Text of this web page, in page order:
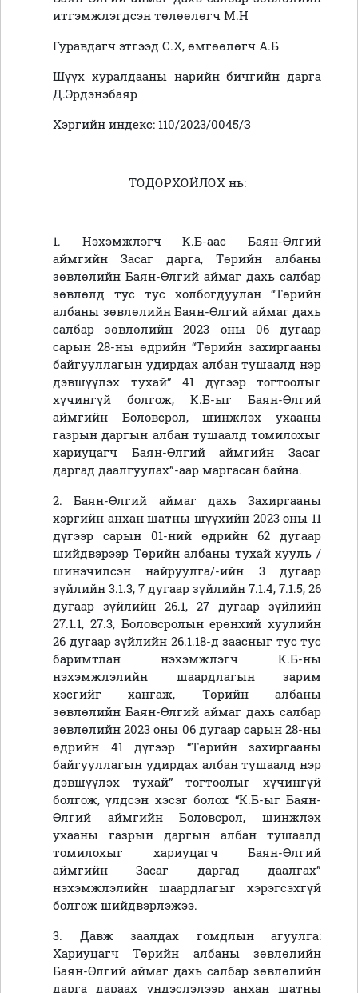
итгэмжлэгдсэн төлөөлөгч М.Н
Гуравдагч этгээд С.Х, өмгөөлөгч А.Б
Шүүх хуралдааны нарийн бичгийн дарга
Д.Эрдэнэбаяр
Хэргийн индекс: 110/2023/0045/З
ТОДОРХОЙЛОХ нь:
1. Нэхэмжлэгч К.Б-аас Баян-Өлгий
аймгийн Засаг дарга, Төрийн албаны
зөвлөлийн Баян-Өлгий аймаг дахь салбар
зөвлөлд тус тус холбогдуулан “Төрийн
албаны зөвлөлийн Баян-Өлгий аймаг дахь
салбар зөвлөлийн 2023 оны 06 дугаар
сарын 28-ны өдрийн “Төрийн захиргааны
байгууллагын удирдах албан тушаалд нэр
дэвшүүлэх тухай” 41 дүгээр тогтоолыг
хүчингүй болгож, К.Б-ыг Баян-Өлгий
аймгийн Боловсрол, шинжлэх ухааны
газрын даргын албан тушаалд томилохыг
хариуцагч Баян-Өлгий аймгийн Засаг
даргад даалгуулах”-аар маргасан байна.
2. Баян-Өлгий аймаг дахь Захиргааны
хэргийн анхан шатны шүүхийн 2023 оны 11
дүгээр сарын 01-ний өдрийн 62 дугаар
шийдвэрээр Төрийн албаны тухай хууль /
шинэчилсэн найруулга/-ийн 3 дугаар
зүйлийн 3.1.3, 7 дугаар зүйлийн 7.1.4, 7.1.5, 26
дугаар зүйлийн 26.1, 27 дугаар зүйлийн
27.1.1, 27.3, Боловсролын ерөнхий хуулийн
26 дугаар зүйлийн 26.1.18-д заасныг тус тус
баримтлан нэхэмжлэгч К.Б-ны
нэхэмжлэлийн шаардлагын зарим
хэсгийг хангаж, Төрийн албаны
зөвлөлийн Баян-Өлгий аймаг дахь салбар
зөвлөлийн 2023 оны 06 дугаар сарын 28-ны
өдрийн 41 дүгээр “Төрийн захиргааны
байгууллагын удирдах албан тушаалд нэр
дэвшүүлэх тухай” тогтоолыг хүчингүй
болгож, үлдсэн хэсэг болох “К.Б-ыг Баян-
Өлгий аймгийн Боловсрол, шинжлэх
ухааны газрын даргын албан тушаалд
томилохыг хариуцагч Баян-Өлгий
аймгийн Засаг даргад даалгах”
нэхэмжлэлийн шаардлагыг хэрэгсэхгүй
болгож шийдвэрлэжээ.
3. Давж заалдах гомдлын агуулга:
Хариуцагч Төрийн албаны зөвлөлийн
Баян-Өлгий аймаг дахь салбар зөвлөлийн
дарга дараах үндэслэлээр анхан шатны